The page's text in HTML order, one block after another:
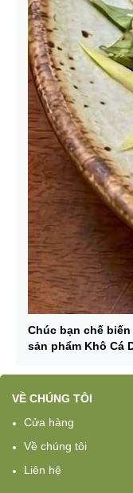
Chúc bạn chế
sản phẩm Khô Cá
VỀ CHÚNG TÔI
Cửa hàng
Về chúng tôi
Liên hệ